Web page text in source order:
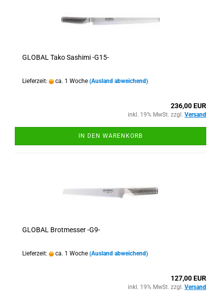
GLOBAL Tako Sashimi -G15-
Lieferzeit: ca. 1 Woche (Ausland abweichend)
236,00 EUR
inkl. 19% MwSt. zzgl. Versand
IN DEN WARENKORB
GLOBAL Brotmesser -G9-
Lieferzeit: ca. 1 Woche (Ausland abweichend)
127,00 EUR
inkl. 19% MwSt. zzgl. Versand